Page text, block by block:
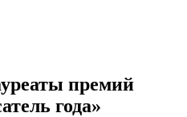
премий
года»